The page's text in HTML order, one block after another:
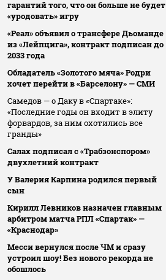
гарантий того, что он больше не будет
«уродовать» игру
«Реал» объявил о трансфере Дьоманде
из «Лейпцига», контракт подписан до
2033 года
Обладатель «Золотого мяча» Родри
хочет перейти в «Барселону» — СМИ
Самедов — о Даку в «Спартаке»:
«Последние годы он входит в элиту
форвардов, за ним охотились все
гранды»
Салах подписал с «Трабзонспором»
двухлетний контракт
У Валерия Карпина родился первый
сын
Кирилл Левников назначен главным
арбитром матча РПЛ «Спартак» —
«Краснодар»
Месси вернулся после ЧМ и сразу
устроил шоу! Без нового рекорда не
обошлось